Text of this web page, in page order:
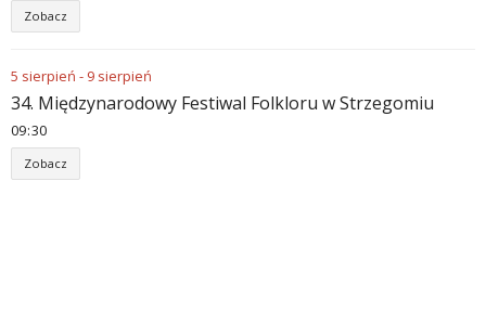
Zobacz
5 sierpień - 9 sierpień
34. Międzynarodowy Festiwal Folkloru w Strzegomiu
09:30
Zobacz